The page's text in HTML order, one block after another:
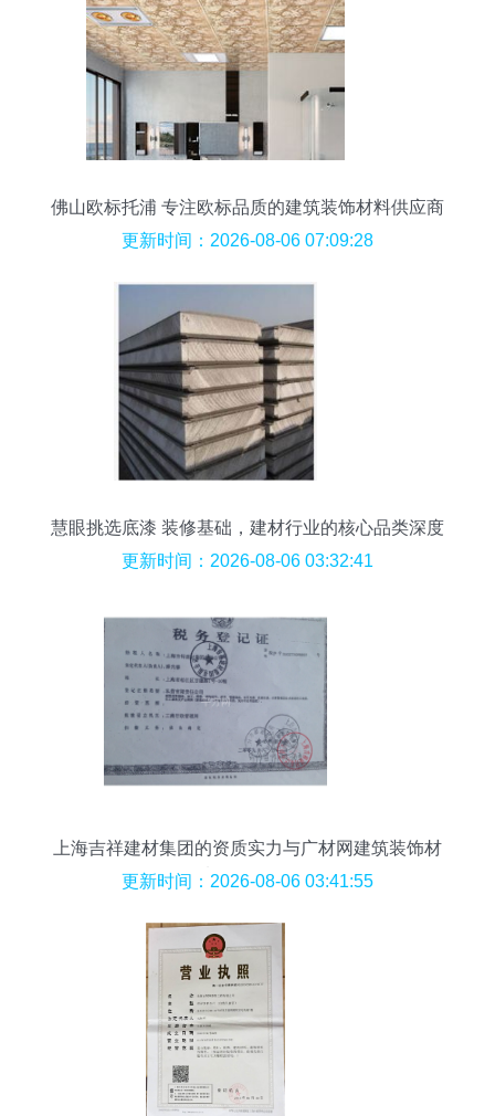
佛山欧标托浦 专注欧标品质的建筑装饰材料供应商
更新时间：2026-08-06 07:09:28
慧眼挑选底漆 装修基础，建材行业的核心品类深度
解析
更新时间：2026-08-06 03:32:41
上海吉祥建材集团的资质实力与广材网建筑装饰材
料销售分析
更新时间：2026-08-06 03:41:55